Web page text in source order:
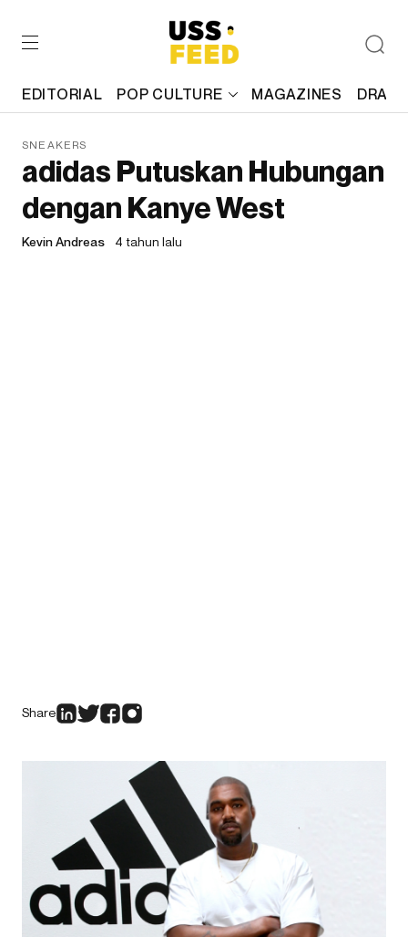
EDITORIAL POP CULTURE MAGAZINES
SNEAKERS
adidas Putuskan Hubungan
dengan Kanye West
Kevin Andreas 4 tahun lalu
Share